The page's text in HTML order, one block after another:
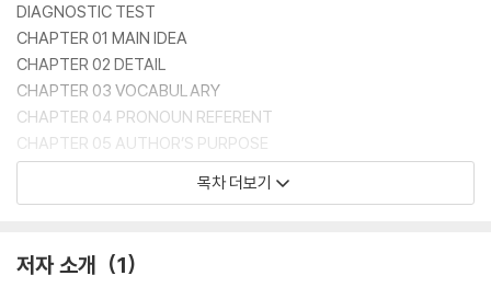
DIAGNOSTIC TEST
CHAPTER 01 MAIN IDEA
CHAPTER 02 DETAIL
CHAPTER 03 VOCABULARY
CHAPTER 04 PRONOUN REFERENT
CHAPTER 05 AUTHOR’S PURPOSE
CHAPTER 06 INFERENCE
CHAPTER 07 RHETORICAL STRUCTURE
목차 더보기
저자 소개 1